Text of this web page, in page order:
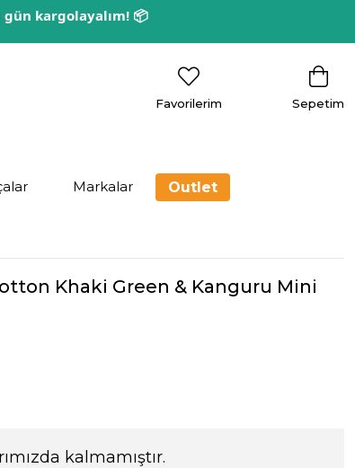
kargolayalım! 📦
Sepetim
Favorilerim
Markalar Outlet
Khaki Green & Kanguru Mini
kalmamıştır.